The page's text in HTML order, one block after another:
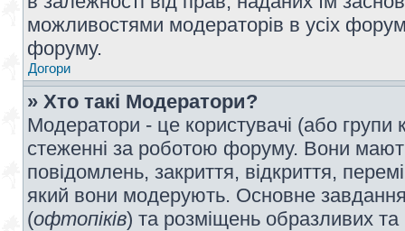
можливостями модераторів в усіх
форуму.
Догори
» Хто такі Модератори?
Модератори - це користувачі (або
стеженні за роботою форуму. Вони
повідомлень, закриття, відкриття,
який вони модерують. Основне
(офтопіків) та розміщень образливих